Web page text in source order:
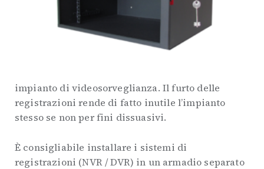
impianto di videosorveglianza. Il furto delle
registrazioni rende di fatto inutile l’impianto
stesso se non per fini dissuasivi.
È consigliabile installare i sistemi di
registrazioni (NVR / DVR) in un armadio separato